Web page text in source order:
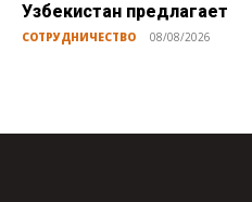
Узбекистан предлагает
СОТРУДНИЧЕСТВО 08/08/2026